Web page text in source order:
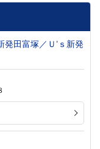
田富塚／Ｕ’ｓ新発